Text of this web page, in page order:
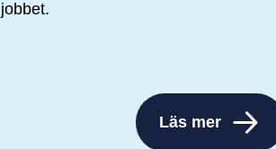
jobbet.
Läs mer